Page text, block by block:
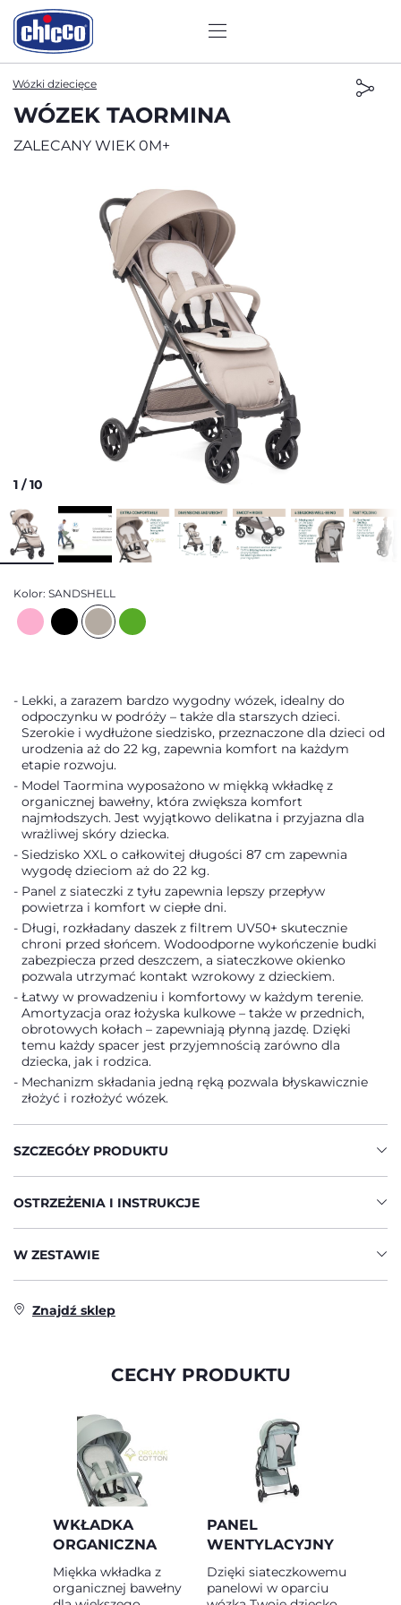
Wózki dziecięce
WÓZEK TAORMINA
ZALECANY WIEK 0M+
1 /10
Kolor: SANDSHELL
Lekki, a zarazem bardzo wygodny wózek, idealny do
odpoczynku w podróży – także dla starszych dzieci.
Szerokie i wydłużone siedzisko, przeznaczone dla dzieci od
urodzenia aż do 22 kg, zapewnia komfort na każdym
etapie rozwoju.
Model Taormina wyposażono w miękką wkładkę z
organicznej bawełny, która zwiększa komfort
najmłodszych. Jest wyjątkowo delikatna i przyjazna dla
wrażliwej skóry dziecka.
Siedzisko XXL o całkowitej długości 87 cm zapewnia
wygodę dzieciom aż do 22 kg.
Panel z siateczki z tyłu zapewnia lepszy przepływ
powietrza i komfort w ciepłe dni.
Długi, rozkładany daszek z filtrem UV50+ skutecznie
chroni przed słońcem. Wodoodporne wykończenie budki
zabezpiecza przed deszczem, a siateczkowe okienko
pozwala utrzymać kontakt wzrokowy z dzieckiem.
Łatwy w prowadzeniu i komfortowy w każdym terenie.
Amortyzacja oraz łożyska kulkowe – także w przednich,
obrotowych kołach – zapewniają płynną jazdę. Dzięki
temu każdy spacer jest przyjemnością zarówno dla
dziecka, jak i rodzica.
Mechanizm składania jedną ręką pozwala błyskawicznie
złożyć i rozłożyć wózek.
SZCZEGÓŁY PRODUKTU
OSTRZEŻENIA I INSTRUKCJE
W ZESTAWIE
Znajdź sklep
CECHY PRODUKTU
WKŁADKA
ORGANICZNA
Miękka wkładka z
organicznej bawełny
PANEL
WENTYLACYJNY
Dzięki siateczkowemu
panelowi w oparciu